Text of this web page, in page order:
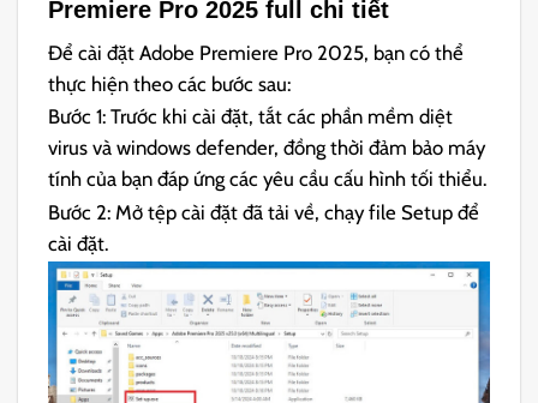
Premiere Pro 2025 full chi tiết
Để cài đặt Adobe Premiere Pro 2025, bạn có thể
thực hiện theo các bước sau:
Bước 1: Trước khi cài đặt, tắt các phần mềm diệt
virus và windows defender, đồng thời đảm bảo máy
tính của bạn đáp ứng các yêu cầu cấu hình tối thiểu.
Bước 2: Mở tệp cài đặt đã tải về, chạy file Setup để
cài đặt.